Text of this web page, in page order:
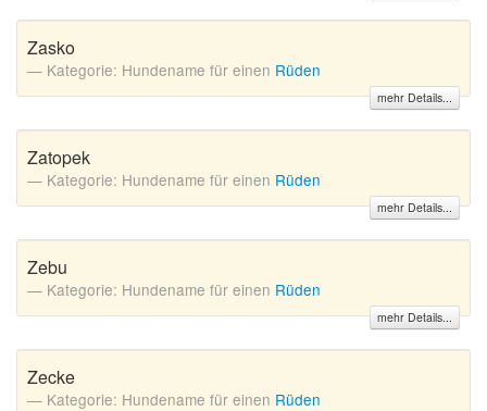
Zasko
Kategorie: Hundename für einen Rüden
mehr Details...
Zatopek
Kategorie: Hundename für einen Rüden
mehr Details...
Zebu
Kategorie: Hundename für einen Rüden
mehr Details...
Zecke
Kategorie: Hundename für einen Rüden